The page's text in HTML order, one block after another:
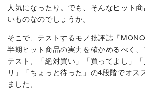
人気になったり。でも、そんなヒット
いものなのでしょうか。
そこで、テストするモノ批評誌『
半期ヒット商品の実力を確かめるべく
テスト。「絶対買い」「買ってよし」
リ」「ちょっと待った」の4段階でオス
ました。